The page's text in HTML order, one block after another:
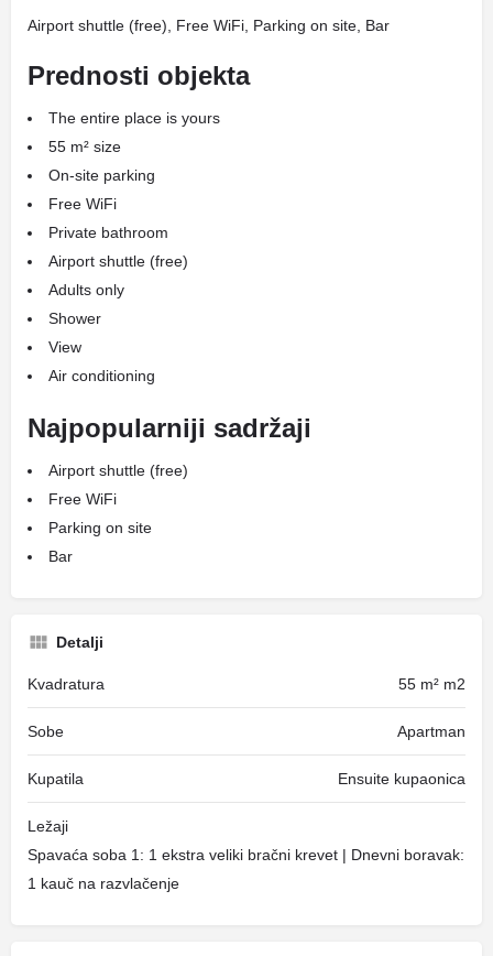
Airport shuttle (free), Free WiFi, Parking on site, Bar
Prednosti objekta
The entire place is yours
55 m² size
On-site parking
Free WiFi
Private bathroom
Airport shuttle (free)
Adults only
Shower
View
Air conditioning
Najpopularniji sadržaji
Airport shuttle (free)
Free WiFi
Parking on site
Bar
Detalji
Kvadratura 55 m² m2
Sobe Apartman
Kupatila Ensuite kupaonica
Ležaji
Spavaća soba 1: 1 ekstra veliki bračni krevet | Dnevni boravak:
1 kauč na razvlačenje